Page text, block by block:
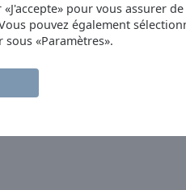
pour vous assurer
pouvez également
«Paramètres».